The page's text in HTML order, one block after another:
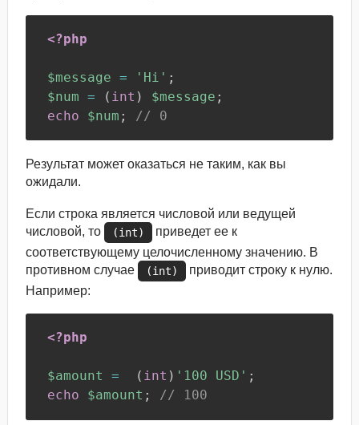
<?php
$message = 'Hi' ;
$num = ( int ) $message ;
echo
$num ; // 0
Результат может оказаться не таким, как вы
ожидали.
Если строка является числовой или ведущей
числовой, то
(int)
приведет ее к
соответствующему целочисленному значению. В
противном случае
(int)
приводит строку к нулю.
Например:
<?php
$amount = ( int ) '100 USD' ;
echo
$amount ; // 100